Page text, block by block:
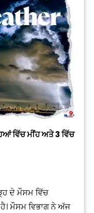
ਵਿੱਚ ਮੀਂਹ ਅਤੇ 3 ਵਿੱਚ
ਦੇ ਮੌਸਮ ਵਿੱਚ
ਮੌਸਮ ਵਿਭਾਗ ਨੇ ਅੱਜ